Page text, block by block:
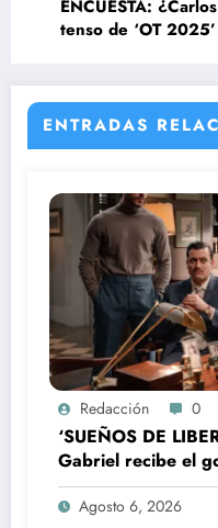
ENCUESTA:
tenso de ‘OT 2025’
ENTRADAS
Redacción 0
‘SUEÑOS DE
Gabriel recibe el
en la fábrica
Agosto 6, 2026